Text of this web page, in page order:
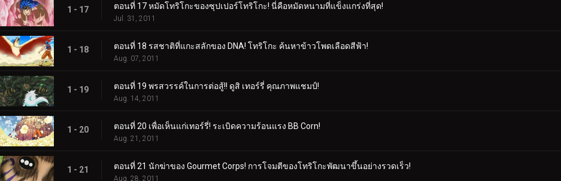
1 - 17 ตอนที่ 17 หมัดโทริโกะของซุปเปอร์โทริโกะ! นี่คือหมัดหนามที่แข็งแกร่งที่สุด!
Jul. 31, 2011
1 - 18 ตอนที่ 18 รสชาติที่แกะสลักของ DNA! โทริโกะ ค้นหาข้าวโพดเลือดสีฟ้า!
Aug. 07, 2011
1 - 19 ตอนที่ 19 พรสวรรค์ในการต่อสู้!! ดูสิ เทอร์รี่ คุณภาพแชมป์!
Aug. 14, 2011
1 - 20 ตอนที่ 20 เพื่อเห็นแก่เทอร์รี่! ระเบิดความร้อนแรง BB Corn!
Aug. 21, 2011
1 - 21 ตอนที่ 21 นักฆ่าของ Gourmet Corps! การโจมตีของโทริโกะพัฒนาขึ้นอย่างรวดเร็ว!
Aug. 28, 2011